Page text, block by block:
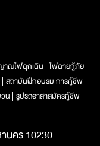
ณไฟฉุกเฉิน ไฟฉายกู้ภัย
สถาบันฝึกอบรม การกู้ชีพ
น รูปรถอาสาสมัครกู้ชีพ
นคร 10230